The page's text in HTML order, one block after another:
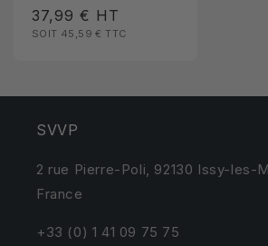
Prix
habituel
37,99 € HT
SOIT 45,59 €TTC
SVVP
2 rue Pierre-Poli, 92130 Issy-les-
France
+33 (0) 1 41 09 75 75